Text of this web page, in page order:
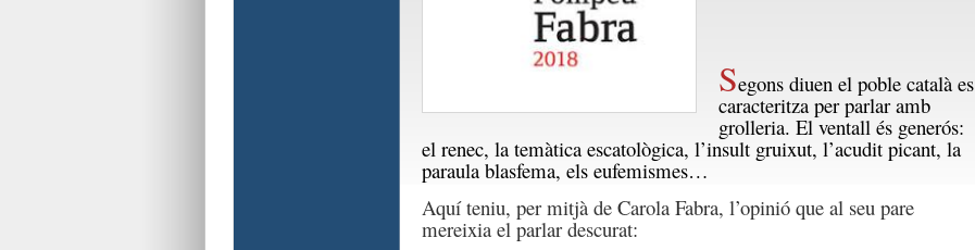
Segons diuen el poble català es
caracteritza per parlar amb
grolleria. El ventall és generós:
el renec, la temàtica escatològica, l’insult gruixut, l’acudit picant, la
paraula blasfema, els eufemismes…
Aquí teniu, per mitjà de Carola Fabra, l’opinió que al seu pare
mereixia el parlar descurat: